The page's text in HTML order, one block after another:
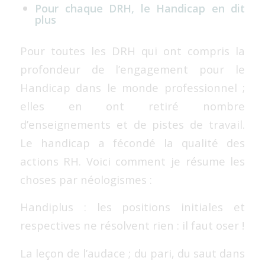
Pour chaque DRH, le Handicap en dit
plus
Pour toutes les DRH qui ont compris la
profondeur de l’engagement pour le
Handicap dans le monde professionnel ;
elles en ont retiré nombre
d’enseignements et de pistes de travail.
Le handicap a fécondé la qualité des
actions RH. Voici comment je résume les
choses par néologismes :
Handiplus : les positions initiales et
respectives ne résolvent rien : il faut oser !
La leçon de l’audace ; du pari, du saut dans